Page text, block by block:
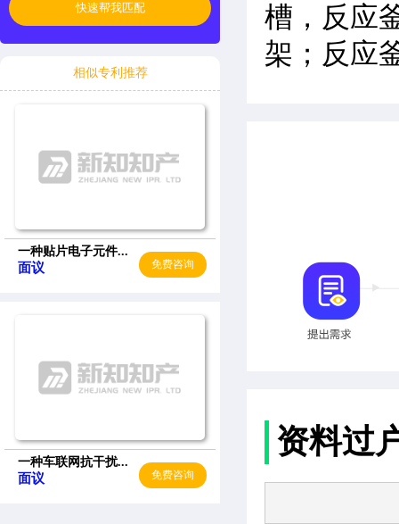
快速帮我匹配
相似专利推荐
一种贴片电子元件...
面议 免费咨询
一种车联网抗干扰...
面议 免费咨询
槽，反应
架；反应
资料过